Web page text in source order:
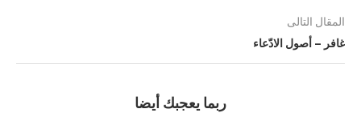
المقال التالى
غافر – أصول الادّعاء
ربما يعجبك أيضا